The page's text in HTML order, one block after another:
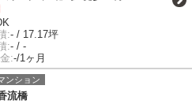
:- / 17.17坪
:- / -
:-/1ヶ月
ンション
流橋